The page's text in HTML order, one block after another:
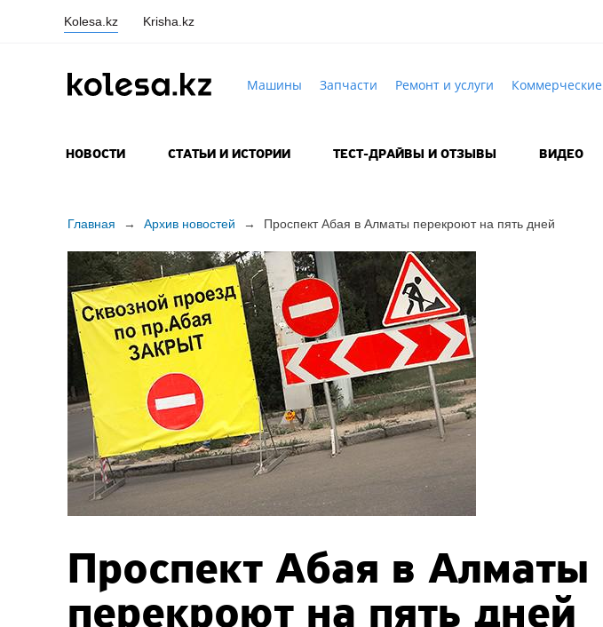
Kolesa.kz Krisha.kz
Машины Запчасти Ремонт и услуги Коммерческие
НОВОСТИ СТАТЬИ И ИСТОРИИ ТЕСТ-ДРАЙВЫ И ОТЗЫВЫ ВИДЕО
Главная → Архив новостей → Проспект Абая в Алматы перекроют на пять дней
Проспект Абая в Алматы
перекроют на пять дней